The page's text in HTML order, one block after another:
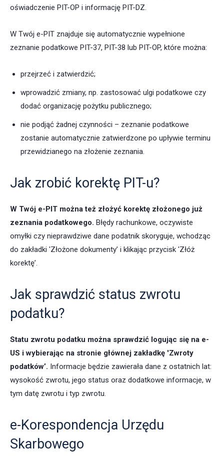
oświadczenie PIT-OP i informację PIT-DZ.
W Twój e-PIT znajduje się automatycznie wypełnione
zeznanie podatkowe PIT-37, PIT-38 lub PIT-OP, które można:
przejrzeć i zatwierdzić;
wprowadzić zmiany, np. zastosować ulgi podatkowe czy
dodać organizację pożytku publicznego;
nie podjąć żadnej czynności – zeznanie podatkowe
zostanie automatycznie zatwierdzone po upływie terminu
przewidzianego na złożenie zeznania.
Jak zrobić korektę PIT-u?
W Twój e-PIT można też złożyć korektę złożonego już
zeznania podatkowego. Błędy rachunkowe, oczywiste
omyłki czy nieprawdziwe dane podatnik skoryguje, wchodząc
do zakładki 'Złożone dokumenty’ i klikając przycisk 'Złóż
korektę’.
Jak sprawdzić status zwrotu
podatku?
Statu zwrotu podatku można sprawdzić logując się na e-
US i wybierając na stronie głównej zakładkę 'Zwroty
podatków’. Informacje będzie zawierała dane z ostatnich lat:
wysokość zwrotu, jego status oraz dodatkowe informacje, w
tym datę zwrotu i typ zwrotu.
e-Korespondencja Urzędu
Skarbowego